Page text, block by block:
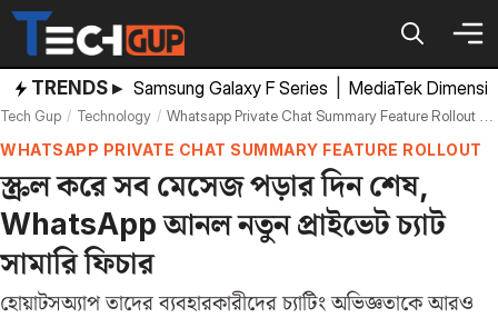
Skip
content
TRENDS ▸ Samsung Galaxy F Series MediaTek
Tech Gup Technology Whatsapp Private Chat Summary Feature Rollout For Android Beta Version How Its Work
WHATSAPP PRIVATE CHAT SUMMARY FEATURE ROLLOUT
স্ক্রল করে সব মেসেজ পড়ার দিন শেষ,
WhatsApp আনল নতুন প্রাইভেট চ্যাট
সামারি ফিচার
হোয়াটসঅ্যাপ তাদের ব্যবহারকারীদের চ্যাটিং অভিজ্ঞতাকে আরও